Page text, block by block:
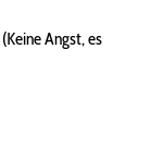
(Keine Angst, es